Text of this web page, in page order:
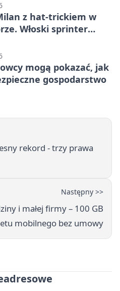
z hat-trickiem w
Włoski sprinter
mogą pokazać, jak
gospodarstwo
rekord - trzy prawa
Następny >>
i małej firmy – 100 GB
mobilnego bez umowy